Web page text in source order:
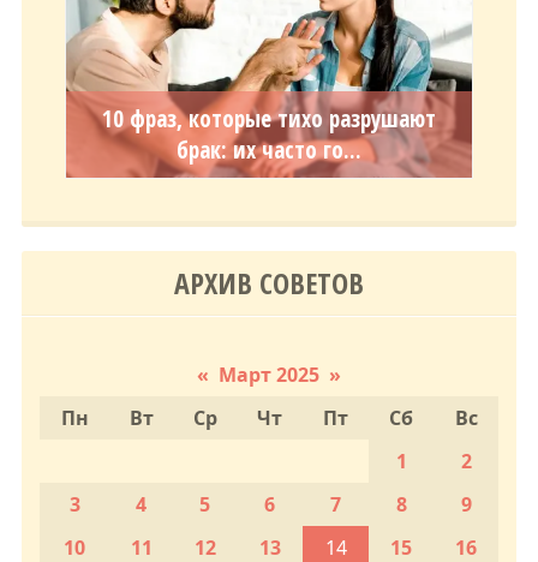
10 фраз, которые тихо разрушают
брак: их часто го...
АРХИВ СОВЕТОВ
« Март 2025 »
Пн
Вт Ср Чт Пт Сб
Вс
1
2
3
4 5 6 7 8
9
10
11 12 13 14 15
16